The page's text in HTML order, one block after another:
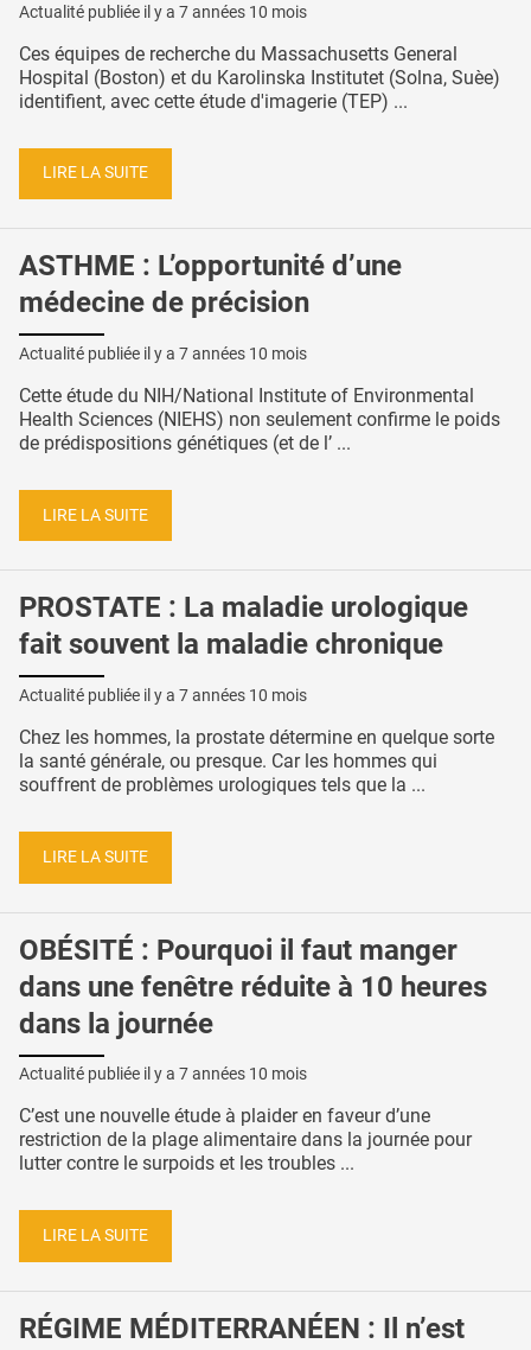
Actualité publiée il y a 7 années 10 mois
Ces équipes de recherche du Massachusetts General
Hospital (Boston) et du Karolinska Institutet (Solna, Suèe)
identifient, avec cette étude d'imagerie (TEP) ...
LIRE LA SUITE
ASTHME : L’opportunité d’une
médecine de précision
Actualité publiée il y a 7 années 10 mois
Cette étude du NIH/National Institute of Environmental
Health Sciences (NIEHS) non seulement confirme le poids
de prédispositions génétiques (et de l’ ...
LIRE LA SUITE
PROSTATE : La maladie urologique
fait souvent la maladie chronique
Actualité publiée il y a 7 années 10 mois
Chez les hommes, la prostate détermine en quelque sorte
la santé générale, ou presque. Car les hommes qui
souffrent de problèmes urologiques tels que la ...
LIRE LA SUITE
OBÉSITÉ : Pourquoi il faut manger
dans une fenêtre réduite à 10 heures
dans la journée
Actualité publiée il y a 7 années 10 mois
C’est une nouvelle étude à plaider en faveur d’une
restriction de la plage alimentaire dans la journée pour
lutter contre le surpoids et les troubles ...
LIRE LA SUITE
RÉGIME MÉDITERRANÉEN : Il n’est